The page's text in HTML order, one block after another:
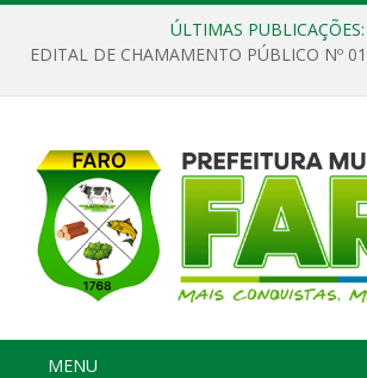
ÚLTIMAS PUBLICAÇÕES:
MENU